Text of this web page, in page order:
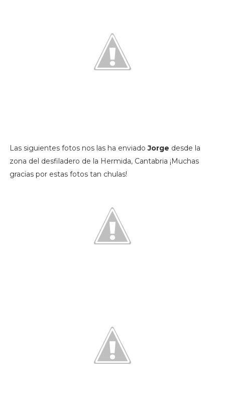
Las siguientes fotos nos las ha enviadoJorge desde la
zona del desfiladero de la Hermida, Cantabria ¡Muchas
gracias por estas fotos tan chulas!